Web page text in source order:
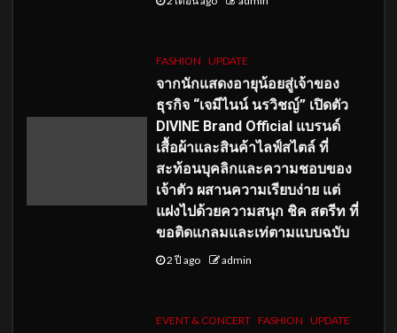
FASHION UPDATE
จากนักแสดงอายุน้อยสู่เจ้าของ
ธุรกิจ “เจมีไนน์ นรวิชญ์” เปิดตัว
DIVINE Brand Official แบรนด์
เสื้อผ้าและสินค้าไลฟ์สไตล์ ที่
สะท้อนบุคลิกและความชอบของ
เจ้าตัว ผสานความเรียบง่าย แต่
แฝงไปด้วยความสนุก ชิค สตรีท ที่
ขอติดแกลมและเท่ตามแบบฉบับ
2 ปี ago admin
EVENT & CONCERT FASHION UPDATE